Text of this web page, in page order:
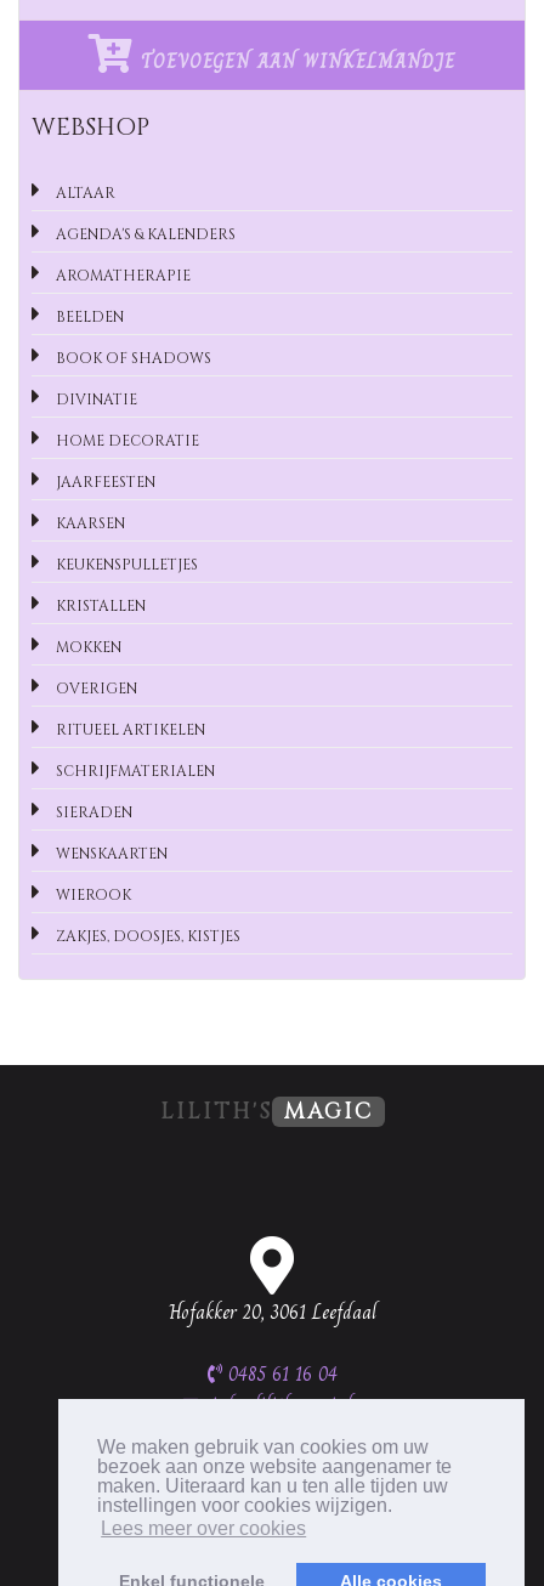
We maken gebruik van cookies om uw
bezoek aan onze website aangenamer te
maken. Uiteraard kan u ten alle tijden uw
instellingen voor cookies wijzigen.
Lees meer over cookies
Enkel functionele Alle cookies
TOEVOEGEN AAN WINKELMANDJE
WEBSHOP
ALTAAR
AGENDA'S & KALENDERS
AROMATHERAPIE
BEELDEN
BOOK OF SHADOWS
DIVINATIE
HOME DECORATIE
JAARFEESTEN
KAARSEN
KEUKENSPULLETJES
KRISTALLEN
MOKKEN
OVERIGEN
RITUEEL ARTIKELEN
SCHRIJFMATERIALEN
SIERADEN
WENSKAARTEN
WIEROOK
ZAKJES, DOOSJES, KISTJES
LILITH'S MAGIC
Hofakker 20, 3061 Leefdaal
0485 61 16 04
info@lilithsmagic.be
BTW BE0537 335 656